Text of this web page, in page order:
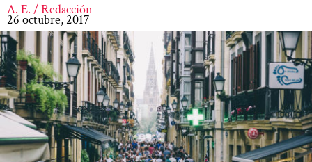
A. E. / Redacción
26 octubre, 2017